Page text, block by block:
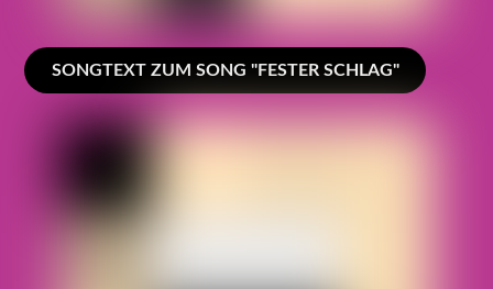
SONGTEXT ZUM SONG "FESTER SCHLAG"